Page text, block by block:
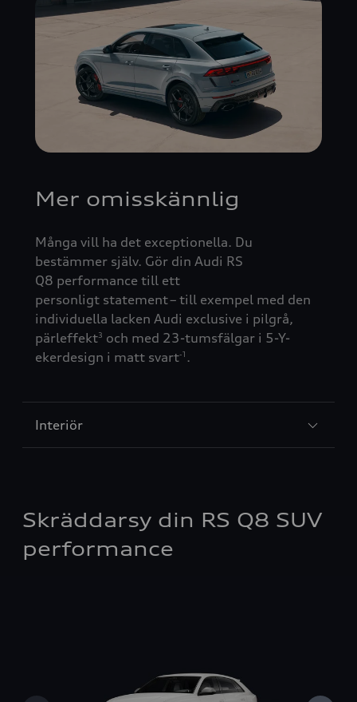
Mer omisskännlig
Många vill ha det exceptionella. Du
bestämmer själv. Gör din Audi RS
Q8 performance till ett
personligt statement– till exempel med den
individuella lacken Audi exclusive i pilgrå,
pärleffekt3 och med 23-tumsfälgar i 5-Y-
ekerdesign i matt svart-1 .
Interiör
Skräddarsy din RS Q8 SUV
performance